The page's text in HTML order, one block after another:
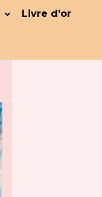
Livre d'or